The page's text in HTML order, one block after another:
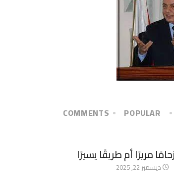
POPULAR
COMMENTS
زحامًا مريرًا أم طريقًا يسيرًا
ديسمبر 22, 2025